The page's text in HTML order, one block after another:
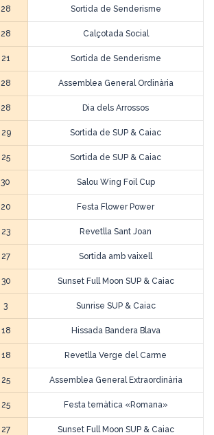
28 Sortida de Senderisme
28 Calçotada Social
21 Sortida de Senderisme
28 Assemblea General Ordinària
28 Dia dels Arrossos
29 Sortida de SUP & Caiac
25 Sortida de SUP & Caiac
30 Salou Wing Foil Cup
20 Festa Flower Power
23 Revetlla Sant Joan
27 Sortida amb vaixell
30 Sunset Full Moon SUP & Caiac
3 Sunrise SUP & Caiac
18 Hissada Bandera Blava
18 Revetlla Verge del Carme
25 Assemblea General Extraordinària
25 Festa temàtica «Romana»
27 Sunset Full Moon SUP & Caiac